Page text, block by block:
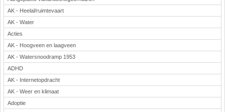
AK - Heelal/ruimtevaart
AK - Water
Acties
AK - Hoogveen en laagveen
AK - Watersnoodramp 1953
ADHD
AK - Internetopdracht
AK - Weer en klimaat
Adoptie